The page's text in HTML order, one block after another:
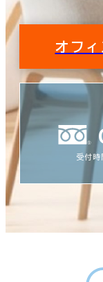
オフ
受付時